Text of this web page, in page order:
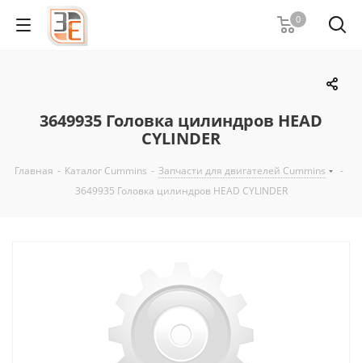
0
3649935 Головка цилиндров HEAD
CYLINDER
Главная - Каталог Cummins - Запчасти для двигателей Cummins
-
3649935 Головка цилиндров HEAD CYLINDER